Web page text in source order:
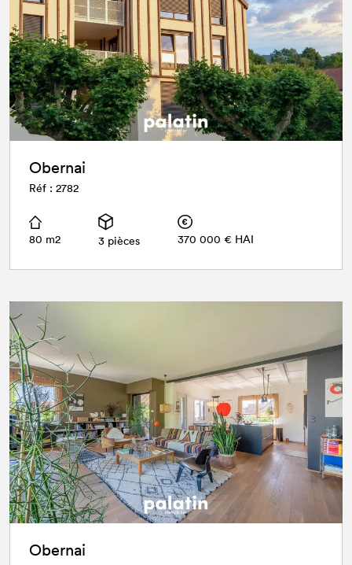
Obernai
Réf : 2782
80 m2 3 pièces 370 000 € HAI
Obernai